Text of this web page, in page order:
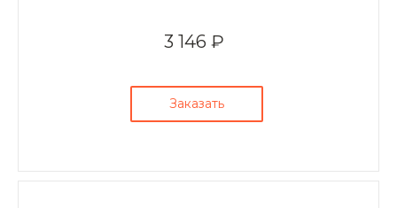
3 146 ₽
Заказать